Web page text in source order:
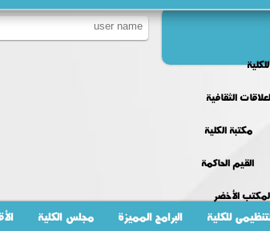
الثقافية
مكتبة الكلية
القيم الحاكمة
الأخضر
للكلية البرامج المميزة مجلس الكلية